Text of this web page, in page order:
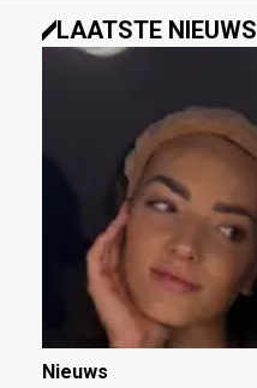
LAATSTE NIEUWS
Nieuws